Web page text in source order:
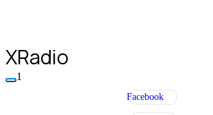
XRadio
1
Facebook